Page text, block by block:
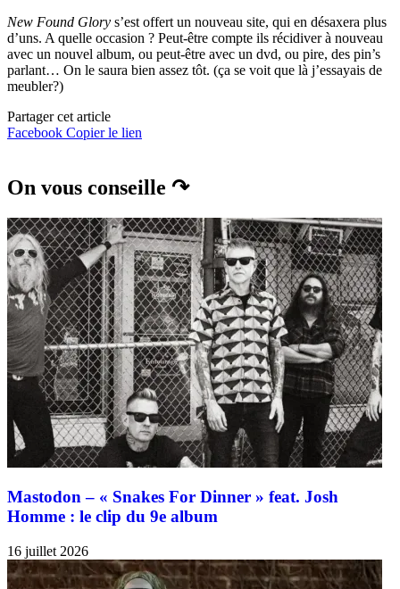
New Found Glory s’est offert un nouveau site, qui en désaxera plus
d’uns. A quelle occasion ? Peut-être compte ils récidiver à nouveau
avec un nouvel album, ou peut-être avec un dvd, ou pire, des pin’s
parlant… On le saura bien assez tôt. (ça se voit que là j’essayais de
meubler?)
Partager cet article
Facebook Copier le lien
On vous conseille ↷
Mastodon – « Snakes For Dinner » feat. Josh
Homme : le clip du 9e album
16 juillet 2026